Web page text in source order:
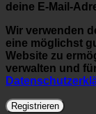
deine E-Mail-
Wir verwenden
eine möglichst
Website zu
verwalten und
Registrieren